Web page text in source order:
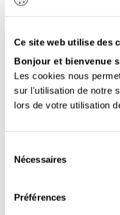
Ce site web utilise des
Bonjour et bienvenue
Les cookies nous
sur l'utilisation de notre
lors de votre utilisation
Nécessaires
Préférences